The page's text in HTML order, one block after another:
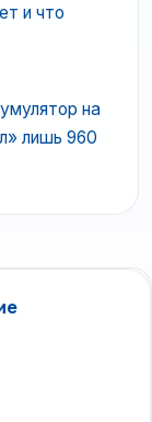
и что
на
лишь 960